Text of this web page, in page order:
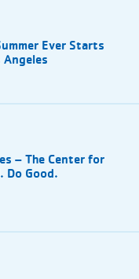
Ever Starts
– The Center for
Do Good.